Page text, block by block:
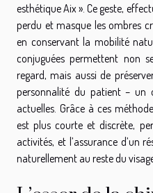
esthétique Aix ». Ce geste,
perdu et masque les ombres
en conservant la mobilité
conjuguées permettent non
regard, mais aussi de
personnalité du patient – un
actuelles. Grâce à ces
est plus courte et discrète,
activités, et l’assurance d’un
naturellement au reste du